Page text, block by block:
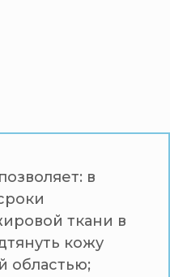
в
ткани в
кожу
областью;